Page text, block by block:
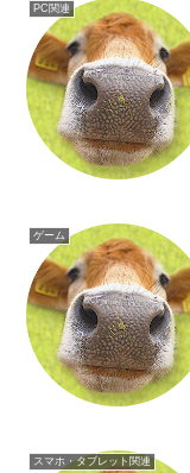
PC関連
ゲーム
スマホ・タブレット関連